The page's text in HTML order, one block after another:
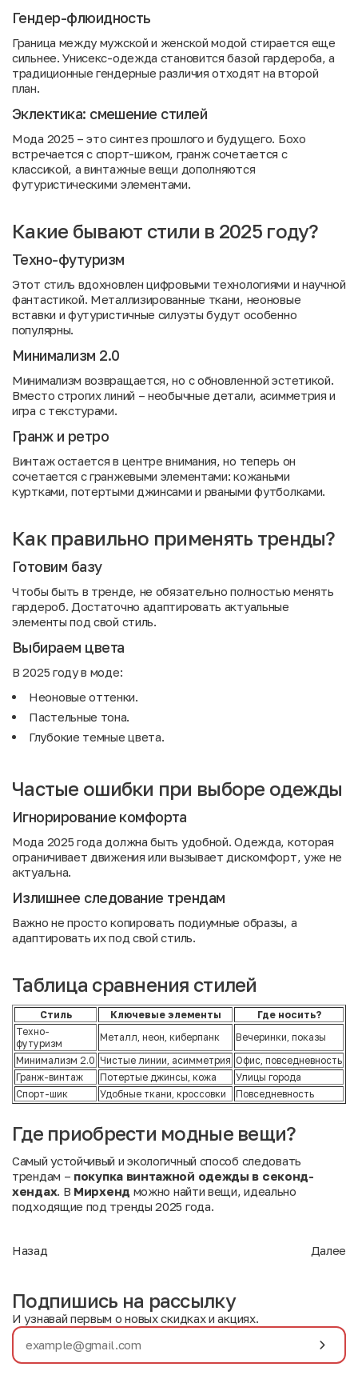
Гендер-флюидность
Граница между мужской и женской модой стирается еще
сильнее. Унисекс-одежда становится базой гардероба, а
традиционные гендерные различия отходят на второй
план.
Эклектика: смешение стилей
Мода 2025 – это синтез прошлого и будущего. Бохо
встречается с спорт-шиком, гранж сочетается с
классикой, а винтажные вещи дополняются
футуристическими элементами.
Какие бывают стили в 2025 году?
Техно-футуризм
Этот стиль вдохновлен цифровыми технологиями и научной
фантастикой. Металлизированные ткани, неоновые
вставки и футуристичные силуэты будут особенно
популярны.
Минимализм 2.0
Минимализм возвращается, но с обновленной эстетикой.
Вместо строгих линий – необычные детали, асимметрия и
игра с текстурами.
Гранж и ретро
Винтаж остается в центре внимания, но теперь он
сочетается с гранжевыми элементами: кожаными
куртками, потертыми джинсами и рваными футболками.
Как правильно применять тренды?
Готовим базу
Чтобы быть в тренде, не обязательно полностью менять
гардероб. Достаточно адаптировать актуальные
элементы под свой стиль.
Выбираем цвета
В 2025 году в моде:
Неоновые оттенки.
Пастельные тона.
Глубокие темные цвета.
Частые ошибки при выборе одежды
Игнорирование комфорта
Мода 2025 года должна быть удобной. Одежда, которая
ограничивает движения или вызывает дискомфорт, уже не
актуальна.
Излишнее следование трендам
Важно не просто копировать подиумные образы, а
адаптировать их под свой стиль.
Таблица сравнения стилей
Стиль Ключевые элементы
Где носить?
Техно-
футуризм
Металл, неон, киберпанк
Вечеринки, показы
Минимализм 2.0 Чистые линии, асимметрия Офис, повседневность
Гранж-винтаж
Потертые джинсы, кожа
Улицы города
Спорт-шик
Удобные ткани, кроссовки Повседневность
Где приобрести модные вещи?
Самый устойчивый и экологичный способ следовать
трендам – покупка винтажной одежды в секонд-
хендах. В Мирхенд можно найти вещи, идеально
подходящие под тренды 2025 года.
Назад Далее
Подпишись на рассылку
И узнавай первым о новых скидках и акциях.